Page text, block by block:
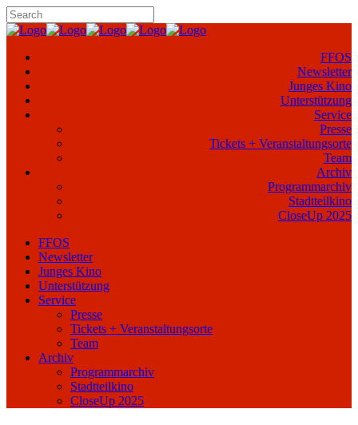
FFOS
Newsletter
Junges Kino
Unterstützung
Service
Presse
Tickets + Veranstaltungsorte
Team
Archiv
Programmarchiv
Stadtteilkino
CloseUp 2025
FFOS
Newsletter
Junges Kino
Unterstützung
Service
Presse
Tickets + Veranstaltungsorte
Team
Archiv
Programmarchiv
Stadtteilkino
CloseUp 2025